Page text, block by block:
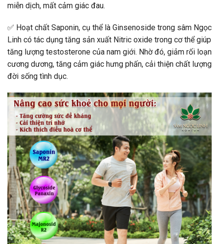
miễn dịch, mất cảm giác đau.
✅ Hoạt chất Saponin, cụ thể là Ginsenoside trong sâm Ngọc
Linh có tác dụng tăng sản xuất Nitric oxide trong cơ thể giúp
tăng lượng testosterone của nam giới. Nhờ đó, giảm rối loạn
cương dương, tăng cảm giác hưng phấn, cải thiện chất lượng
đời sống tình dục.